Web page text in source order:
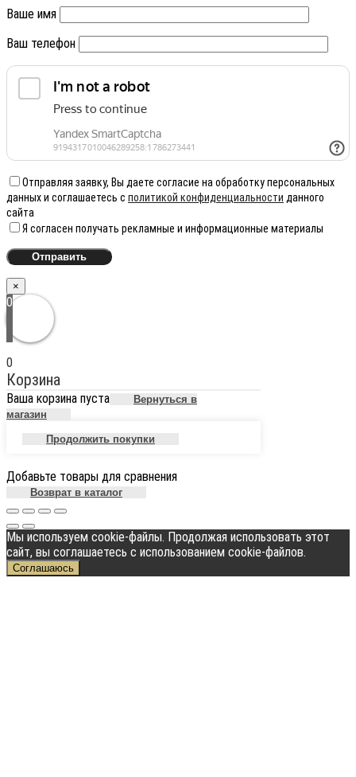
Ваше имя
Ваш телефон
Отправляя заявку, Вы даете согласие на обработку персональных
данных и соглашаетесь с политикой конфиденциальности данного
сайта
Я согласен получать рекламные и информационные материалы
×
0
0
Корзина
Ваша корзина пуста
Вернуться в
магазин
Продолжить покупки
Добавьте товары для сравнения
Возврат в каталог
Мы используем cookie-файлы. Продолжая использовать этот
сайт, вы соглашаетесь с использованием cookie-файлов.
Соглашаюсь